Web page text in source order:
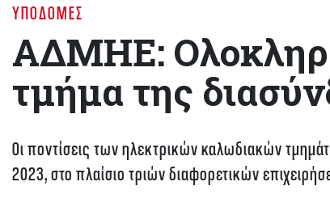
ΥΠΟΔΟΜΈΣ
ΑΔΜΗΕ:
τμήμα της
Οι ποντίσεις των ηλεκτρικών καλωδιακών
2023, στο πλαίσιο τριών διαφορετικών